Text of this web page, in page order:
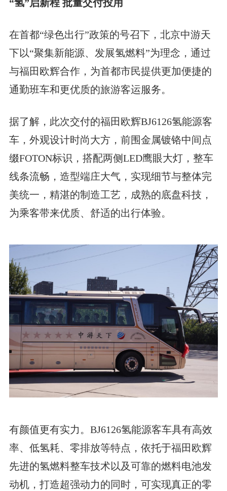
“氢”启新程 批量交付投用
在首都“绿色出行”政策的号召下，北京中游天
下以“聚集新能源、发展氢燃料”为理念，通过
与福田欧辉合作，为首都市民提供更加便捷的
通勤班车和更优质的旅游客运服务。
据了解，此次交付的福田欧辉BJ6126氢能源客
车，外观设计时尚大方，前围金属镀铬中间点
缀FOTON标识，搭配两侧LED鹰眼大灯，整车
线条流畅，造型端庄大气，实现细节与整体完
美统一，精湛的制造工艺，成熟的底盘科技，
为乘客带来优质、舒适的出行体验。
有颜值更有实力。BJ6126氢能源客车具有高效
率、低氢耗、零排放等特点，依托于福田欧辉
先进的氢燃料整车技术以及可靠的燃料电池发
动机，打造超强动力的同时，可实现真正的零